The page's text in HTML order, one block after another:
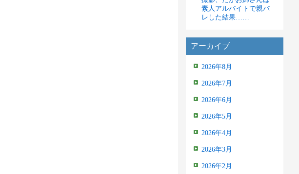
素人アルバイトで親バ
レした結果……
アーカイブ
2026年8月
2026年7月
2026年6月
2026年5月
2026年4月
2026年3月
2026年2月